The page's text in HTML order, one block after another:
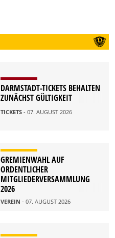
DARMSTADT-TICKETS BEHALTEN
ZUNÄCHST GÜLTIGKEIT
TICKETS - 07. AUGUST 2026
GREMIENWAHL AUF
ORDENTLICHER
MITGLIEDERVERSAMMLUNG
2026
VEREIN - 07. AUGUST 2026